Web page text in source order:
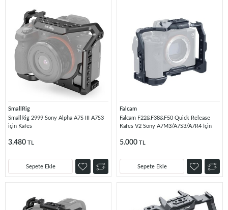
SmallRig
SmallRig 2999 Sony Alpha A7S III A7S3
için Kafes
3.480 TL
Sepete Ekle
Falcam
Falcam F22&F38&F50 Quick Release
Kafes V2 Sony A7M3/A7S3/A7R4 İçin
5.000 TL
Sepete Ekle